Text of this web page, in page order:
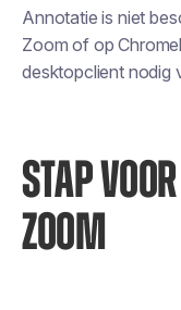
Annotatie is niet
Zoom of op
desktopclient nodig
STAP
ZOOM